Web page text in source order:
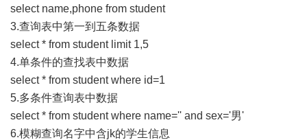
select name,phone from student
3.查询表中第一到五条数据
select * from student limit 1,5
4.单条件的查找表中数据
select * from student where id=1
5.多条件查询表中数据
select * from student where name='' and sex='男'
6.模糊查询名字中含jk的学生信息